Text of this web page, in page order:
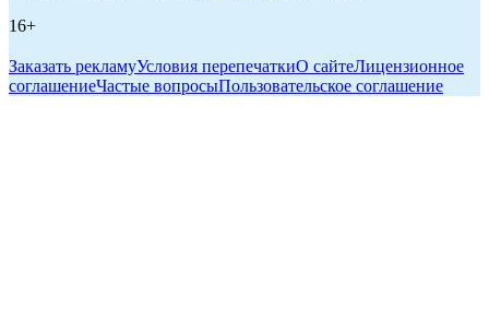
16+
Заказать рекламуУсловия перепечаткиО сайтеЛицензионное
соглашениеЧастые вопросыПользовательское соглашение